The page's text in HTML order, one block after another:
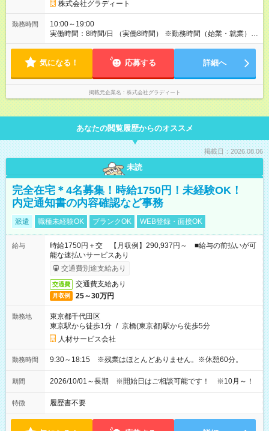
給：24万円（固定残業代20時間分含む） ・インセンティブ：24
万円 ✅会社負担分の社会保険料や交通費を給与から差し引きま
せん！ ✅基本給に月20時間分の固定残業代（31,000円）を含み
ます ✅固定残業時間の超過分は残業代を全額支給します ✅イン
ンセンティブを毎月支給も可能！ ✅在籍年数（3年目から3％ア
ップ）に応じで還元率がアップします！ 【試用期間】試用期間
あり 試用期間の長さ：3ヶ月 雇用形態、給与は本採用時と同じ
です。
株式会社グラディート
勤務時間
10:00～19:00
実働時間：8時間/日 （実働8時間） ※勤務時間（始業・就業）は
プロジェクトにより異なります。 ※残業は基本ありません（あ
気になる！ 応募する 詳細へ
掲載元企業名 株式会社グラディート
あなたの閲覧履歴からのオススメ
掲載日：2026.08.06
未読
完全在宅＊4名募集！時給1750円！未経験OK！
内定通知書の内容確認など事務
派遣 職種未経験OK ブランクOK WEB登録・面接OK
給与
時給1750円＋交 【月収例】290,937円～ ■給与の前払いが可
能な速払いサービスあり
交通費別途支給あり
交通費 交通費支給あり
月収例 25～30万円
勤務地
東京都千代田区
東京駅から徒歩1分 / 京橋(東京都)駅から徒歩5分
人材サービス会社
勤務時間 9:30～18:15 ※残業はほとんどありません。※休憩60分。
期間 2026/10/01～長期 ※開始日はご相談可能です！ ※10月～！
特徴 履歴書不要